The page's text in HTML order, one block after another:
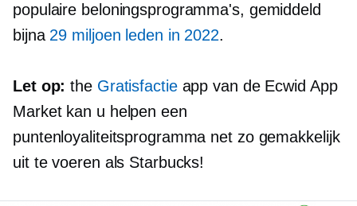
populaire beloningsprogramma's, gemiddeld
bijna 29 miljoen leden in 2022.
Let op: the Gratisfactieapp van de Ecwid App
Market kan u helpen een
puntenloyaliteitsprogramma net zo gemakkelijk
uit te voeren als Starbucks!